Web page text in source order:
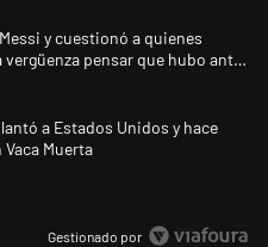
más comentarios en los últimos
"Milei despidió a Jorge Messi y
y cuestionó a quienes
vergüenza pensar que hubo anti-
"La empresa que se le plantó a
a Estados Unidos y hace
Muerta
Gestionado por